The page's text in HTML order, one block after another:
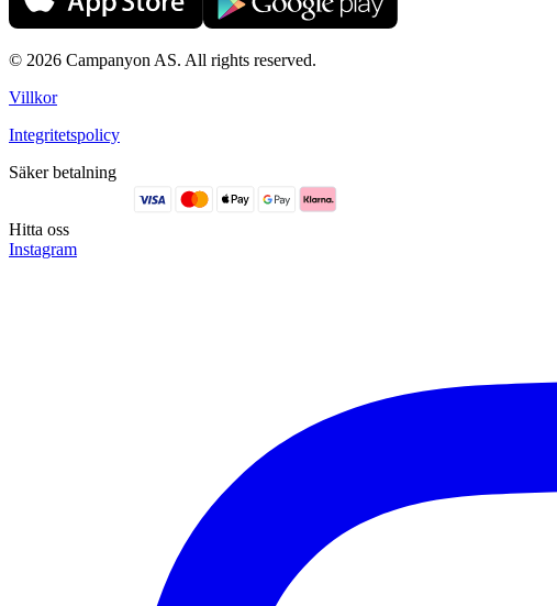
© 2026 Campanyon AS. All rights reserved.
Villkor
Integritetspolicy
Säker betalning
Hitta oss
Instagram